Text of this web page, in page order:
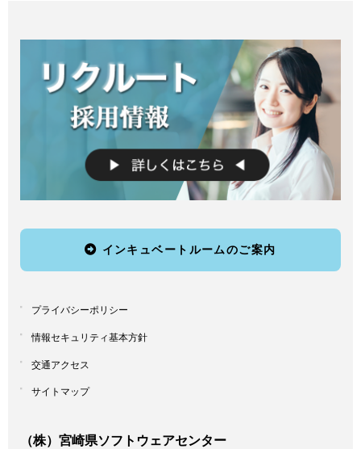
インキュベートルームのご案内
プライバシーポリシー
情報セキュリティ基本方針
交通アクセス
サイトマップ
（株）宮崎県ソフトウェアセンター